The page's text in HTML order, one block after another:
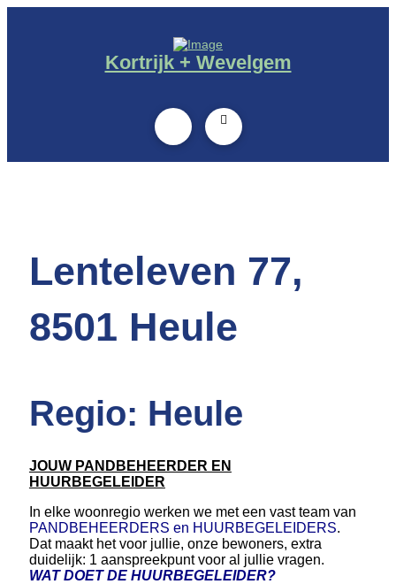
Kortrijk + Wevelgem
Lenteleven 77,
8501 Heule
Regio: Heule
JOUW PANDBEHEERDER EN
HUURBEGELEIDER
In elke woonregio werken we met een vast team van
PANDBEHEERDERS en HUURBEGELEIDERS.
Dat maakt het voor jullie, onze bewoners, extra
duidelijk: 1 aanspreekpunt voor al jullie vragen.
WAT DOET DE HUURBEGELEIDER?